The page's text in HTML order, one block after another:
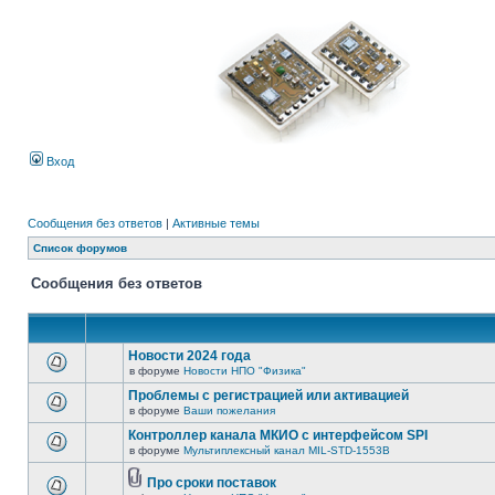
Вход
Сообщения без ответов | Активные темы
Список форумов
Сообщения без ответов
Новости 2024 года
в форуме Новости НПО "Физика"
Проблемы с регистрацией или активацией
в форуме Ваши пожелания
Контроллер канала МКИО с интерфейсом SPI
в форуме Мультиплексный канал MIL-STD-1553B
Про сроки поставок